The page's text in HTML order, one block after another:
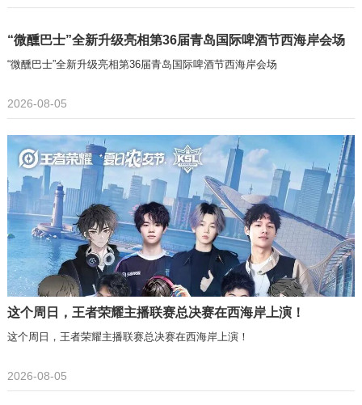
“微醺巴士”全新升级亮相第36届青岛国际啤酒节西海岸会场
“微醺巴士”全新升级亮相第36届青岛国际啤酒节西海岸会场
2026-08-05
这个周日，王者荣耀主播联赛总决赛在西海岸上演！
这个周日，王者荣耀主播联赛总决赛在西海岸上演！
2026-08-05